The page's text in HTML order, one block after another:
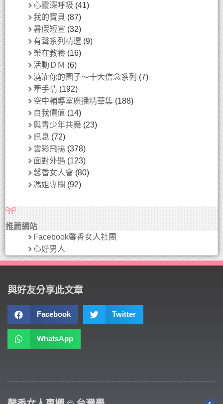
心靈深呼吸 (41)
我的寶貝 (87)
暑假短宣 (32)
有聲系列精選 (9)
樂在教養 (16)
活動ＤＭ (6)
澆灌你的園子～十大信念系列 (7)
牽手情 (192)
空中輔導室廣播精華集 (188)
自我價值 (14)
與青少年共舞 (23)
訊息 (72)
雲彩飛揚 (378)
面對外遇 (123)
馨香女人會 (80)
馮姐專欄 (92)
推薦網站
Facebook馨香女人社團
心好男人
與好友分享此文章
Facebook Twitter
WhatsApp